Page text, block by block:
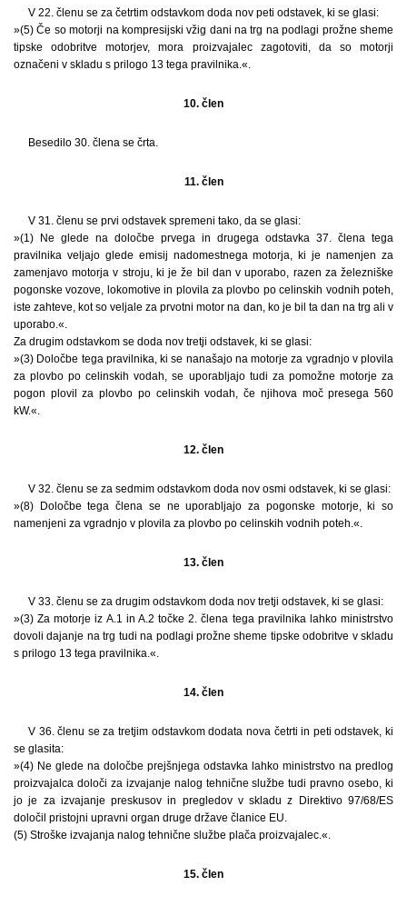
V 22. členu se za četrtim odstavkom doda nov peti odstavek, ki se glasi:
»(5) Če so motorji na kompresijski vžig dani na trg na podlagi prožne sheme
tipske odobritve motorjev, mora proizvajalec zagotoviti, da so motorji
označeni v skladu s prilogo 13 tega pravilnika.«.
10. člen
Besedilo 30. člena se črta.
11. člen
V 31. členu se prvi odstavek spremeni tako, da se glasi:
»(1) Ne glede na določbe prvega in drugega odstavka 37. člena tega
pravilnika veljajo glede emisij nadomestnega motorja, ki je namenjen za
zamenjavo motorja v stroju, ki je že bil dan v uporabo, razen za železniške
pogonske vozove, lokomotive in plovila za plovbo po celinskih vodnih poteh,
iste zahteve, kot so veljale za prvotni motor na dan, ko je bil ta dan na trg ali v
uporabo.«.
Za drugim odstavkom se doda nov tretji odstavek, ki se glasi:
»(3) Določbe tega pravilnika, ki se nanašajo na motorje za vgradnjo v plovila
za plovbo po celinskih vodah, se uporabljajo tudi za pomožne motorje za
pogon plovil za plovbo po celinskih vodah, če njihova moč presega 560
kW.«.
12. člen
V 32. členu se za sedmim odstavkom doda nov osmi odstavek, ki se glasi:
»(8) Določbe tega člena se ne uporabljajo za pogonske motorje, ki so
namenjeni za vgradnjo v plovila za plovbo po celinskih vodnih poteh.«.
13. člen
V 33. členu se za drugim odstavkom doda nov tretji odstavek, ki se glasi:
»(3) Za motorje iz A.1 in A.2 točke 2. člena tega pravilnika lahko ministrstvo
dovoli dajanje na trg tudi na podlagi prožne sheme tipske odobritve v skladu
s prilogo 13 tega pravilnika.«.
14. člen
V 36. členu se za tretjim odstavkom dodata nova četrti in peti odstavek, ki
se glasita:
»(4) Ne glede na določbe prejšnjega odstavka lahko ministrstvo na predlog
proizvajalca določi za izvajanje nalog tehnične službe tudi pravno osebo, ki
jo je za izvajanje preskusov in pregledov v skladu z Direktivo 97/68/ES
določil pristojni upravni organ druge države članice EU.
(5) Stroške izvajanja nalog tehnične službe plača proizvajalec.«.
15. člen